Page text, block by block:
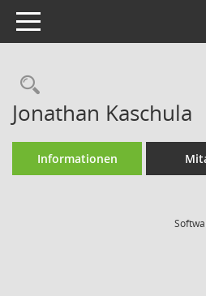
Toggle navigation
Rechercheauswahl
Jonathan Kaschula
Informationen